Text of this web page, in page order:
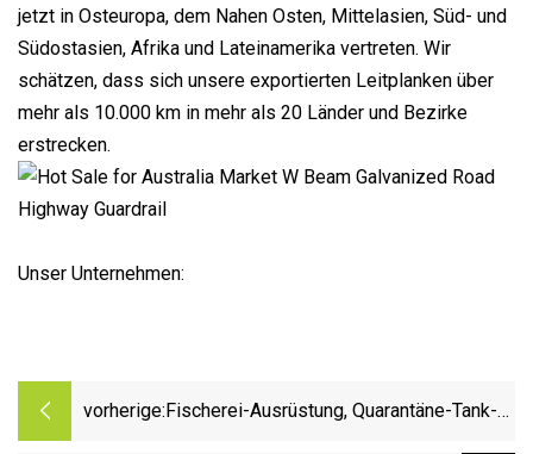
jetzt in Osteuropa, dem Nahen Osten, Mittelasien, Süd- und
Südostasien, Afrika und Lateinamerika vertreten. Wir
schätzen, dass sich unsere exportierten Leitplanken über
mehr als 10.000 km in mehr als 20 Länder und Bezirke
erstrecken.
Unser Unternehmen:
vorherige: Fischerei-Ausrüstung, Quarantäne-Tank-